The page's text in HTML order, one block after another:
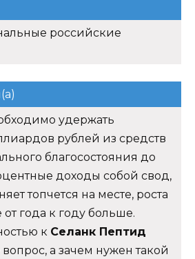
российские
удержать
рублей из средств
благосостояния до
доходы собой свод,
топчется на месте, роста
года к году больше.
к Селанк Пептид
вопрос, а зачем нужен такой